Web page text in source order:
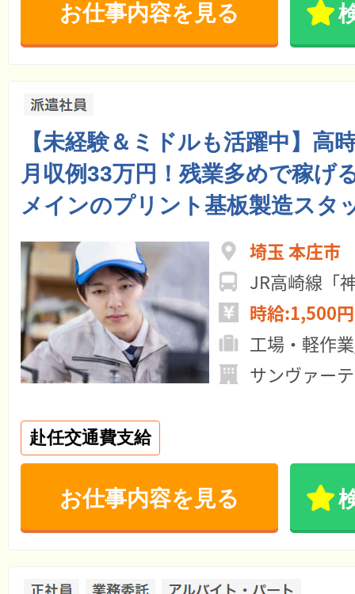
お仕事内容を見る
【未経験＆ミドルも活躍中】高
月収例33万円！残業多めで稼げ
メインのプリント基板製造スタ
埼玉 本庄市
JR高崎線「
時給:1,500
工場・軽作
サンヴァー
赴任交通費支給
お仕事内容を見る